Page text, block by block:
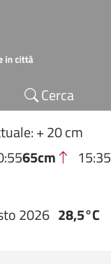
Cerca
+ 20 cm
65cm 15:35
2026 28,5°C